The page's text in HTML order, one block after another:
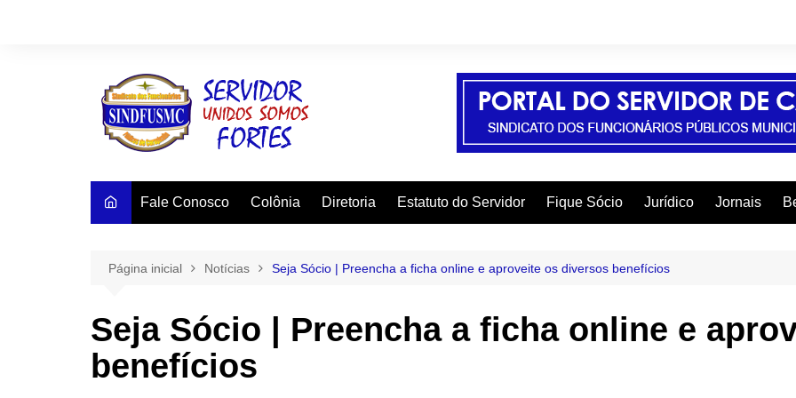
Fale Conosco Colônia Diretoria Estatuto do Servidor Fique Sócio Jurídico Jornais
Página inicial Notícias Seja Sócio | Preencha a ficha online e aproveite os diversos benefícios
Seja Sócio | Preencha a ficha online e
benefícios